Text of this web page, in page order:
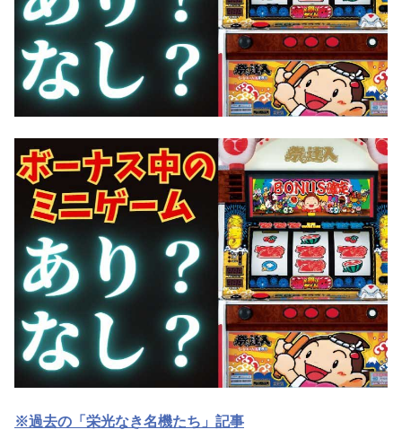
※過去の「栄光なき名機たち」記事